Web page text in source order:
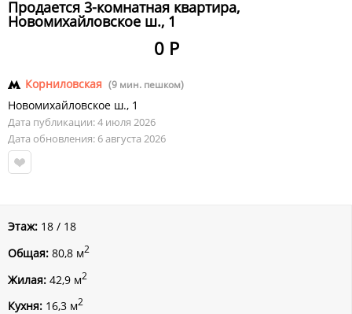
Продается 3-комнатная квартира,
Новомихайловское ш., 1
0 Р
Корниловская (9 мин. пешком)
Новомихайловское ш., 1
Дата публикации: 4 июля 2026
Дата обновления: 6 августа 2026
Этаж: 18 / 18
Общая: 80,8 м2
Жилая: 42,9 м2
Кухня: 16,3 м2